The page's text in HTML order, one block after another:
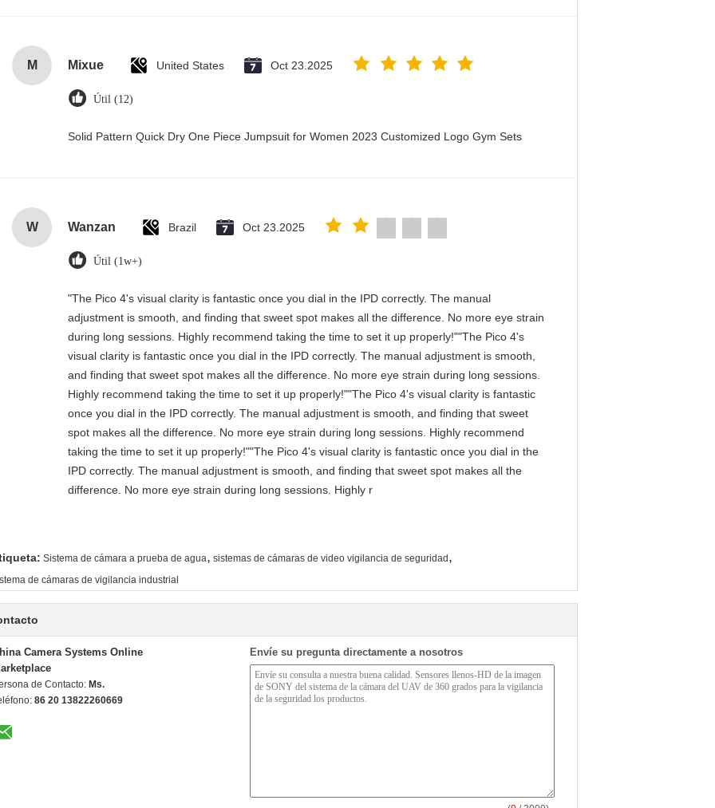
M Mixue United States Oct 23.2025
Útil (12)
Solid Pattern Quick Dry One Piece Jumpsuit for Women 2023 Customized Logo Gym Sets
W Wanzan Brazil Oct 23.2025
Útil (1w+)
"The Pico 4's visual clarity is fantastic once you dial in the IPD correctly. The manual
adjustment is smooth, and finding that sweet spot makes all the difference. No more eye strain
during long sessions. Highly recommend taking the time to set it up properly!""The Pico 4's
visual clarity is fantastic once you dial in the IPD correctly. The manual adjustment is smooth,
and finding that sweet spot makes all the difference. No more eye strain during long sessions.
Highly recommend taking the time to set it up properly!""The Pico 4's visual clarity is fantastic
once you dial in the IPD correctly. The manual adjustment is smooth, and finding that sweet
spot makes all the difference. No more eye strain during long sessions. Highly recommend
taking the time to set it up properly!""The Pico 4's visual clarity is fantastic once you dial in the
IPD correctly. The manual adjustment is smooth, and finding that sweet spot makes all the
difference. No more eye strain during long sessions. Highly r
Sistema de cámara a prueba de agua, sistemas de cámaras de video vigilancia de seguridad ,
de cámaras de vigilancia industrial
Camera Systems Online
de Contacto: Ms.
86 20 13822260669
Envíe su pregunta directamente a nosotros